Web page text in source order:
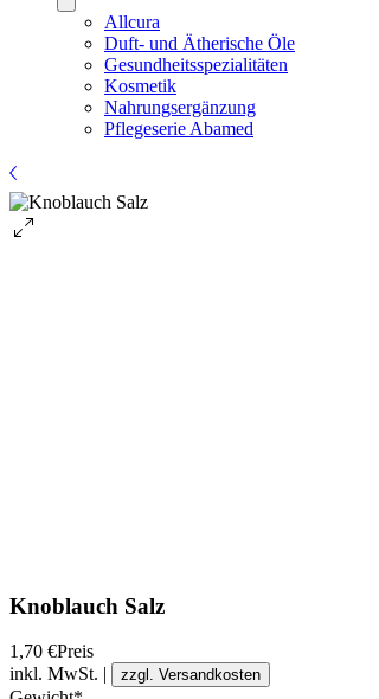
Allcura
Duft- und Ätherische Öle
Gesundheitsspezialitäten
Kosmetik
Nahrungsergänzung
Pflegeserie Abamed
Knoblauch Salz
1,70 €Preis
inkl. MwSt. | zzgl. Versandkosten